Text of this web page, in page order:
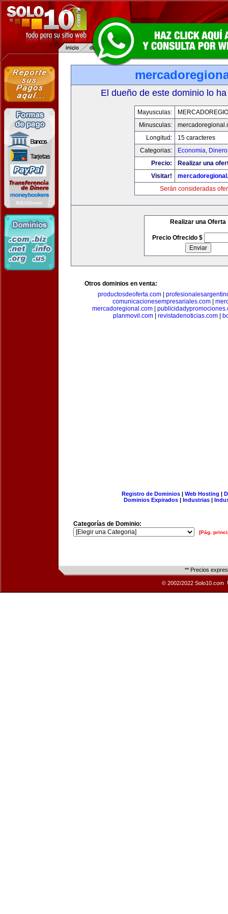
El dueño de este dominio lo
Mayusculas:
Minusculas:
Longitud:
15 caracteres
Categorias:
Economia,
Precio:
Realizar una
Visitar!
Serán consideradas
Realizar una Oferta
Precio Ofrecido $
Otros dominios en venta:
productosdeoferta.com|
comunicacionesempresariales.com
mercadoregional.com
planmovil.com| revistadenoticias.com|
Registro de Dominios| Web Hosting |
Dominios Expirados | Industrias |
Categorías de Dominio:
[Pág.
** Precios
© 2002/2022 Solo10.com